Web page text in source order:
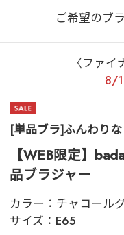
ご希望のブ
〈ファイ
8/
[単品ブラ]ふんわり
【WEB限定】
品ブラジャー
カラー： チャコール
サイズ： E65